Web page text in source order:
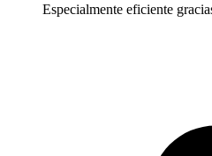
Especialmente eficiente